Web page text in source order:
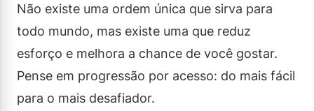
Não existe uma ordem única que sirva para
todo mundo, mas existe uma que reduz
esforço e melhora a chance de você gostar.
Pense em progressão por acesso: do mais fácil
para o mais desafiador.